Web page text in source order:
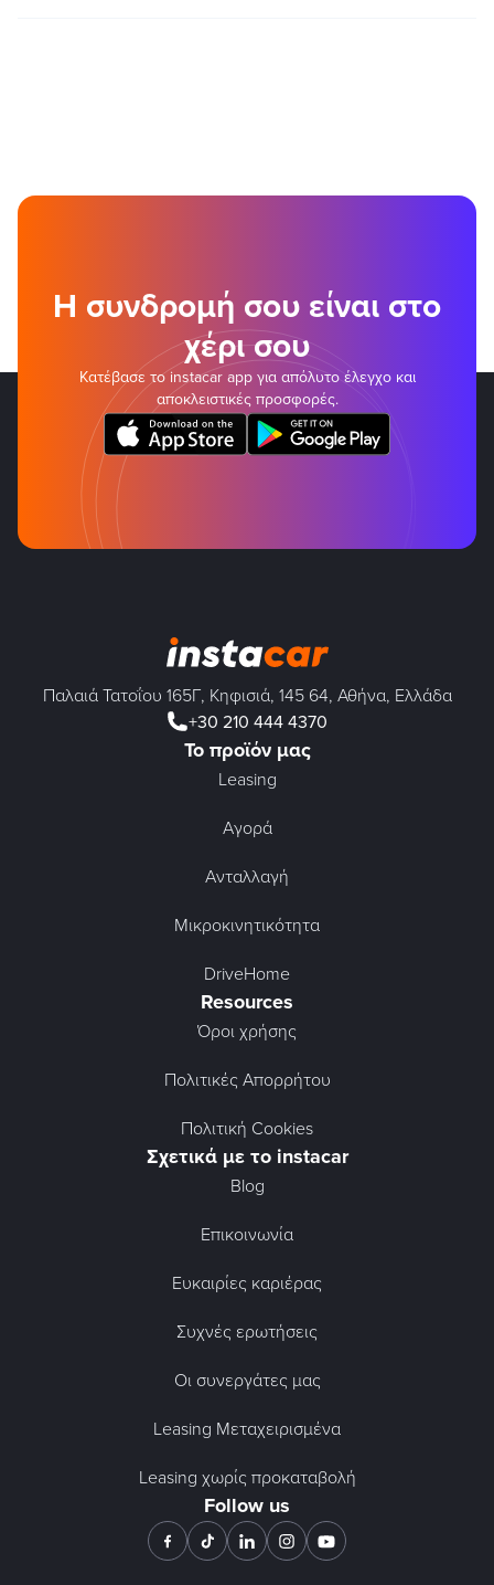
Η συνδρομή σου είναι στο
χέρι σου
Κατέβασε το instacar app για απόλυτο έλεγχο και
αποκλειστικές προσφορές.
Παλαιά Τατοΐου 165Γ, Κηφισιά, 145 64, Αθήνα, Ελλάδα
+30 210 444 4370
Το προϊόν μας
Leasing
Αγορά
Ανταλλαγή
Μικροκινητικότητα
DriveHome
Resources
Όροι χρήσης
Πολιτικές Απορρήτου
Πολιτική Cookies
Σχετικά με το instacar
Blog
Επικοινωνία
Ευκαιρίες καριέρας
Συχνές ερωτήσεις
Οι συνεργάτες μας
Leasing Μεταχειρισμένα
Leasing χωρίς προκαταβολή
Follow us